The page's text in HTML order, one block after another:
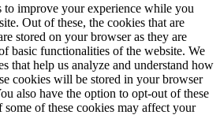
to improve your experience while you
Out of these, the cookies that are
stored on your browser as they are
basic functionalities of the website. We
that help us analyze and understand how
cookies will be stored in your browser
also have the option to opt-out of these
of these cookies may affect your